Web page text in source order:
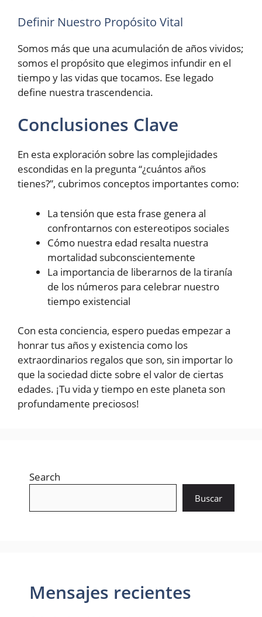
Definir Nuestro Propósito Vital
Somos más que una acumulación de años vividos;
somos el propósito que elegimos infundir en el
tiempo y las vidas que tocamos. Ese legado
define nuestra trascendencia.
Conclusiones Clave
En esta exploración sobre las complejidades
escondidas en la pregunta “¿cuántos años
tienes?”, cubrimos conceptos importantes como:
La tensión que esta frase genera al
confrontarnos con estereotipos sociales
Cómo nuestra edad resalta nuestra
mortalidad subconscientemente
La importancia de liberarnos de la tiranía
de los números para celebrar nuestro
tiempo existencial
Con esta conciencia, espero puedas empezar a
honrar tus años y existencia como los
extraordinarios regalos que son, sin importar lo
que la sociedad dicte sobre el valor de ciertas
edades. ¡Tu vida y tiempo en este planeta son
profundamente preciosos!
Search
Buscar
Mensajes recientes